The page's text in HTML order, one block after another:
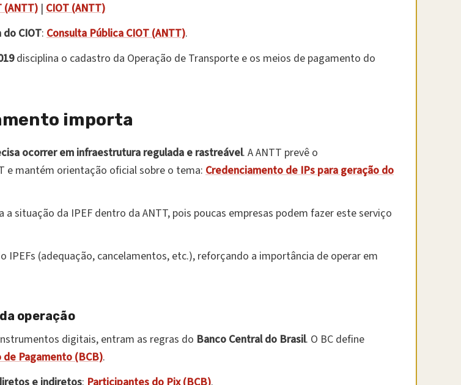
(ANTT) | CIOT (ANTT)
do CIOT: Consulta Pública CIOT (ANTT).
disciplina o cadastro da Operação de Transporte e os meios de pagamento do
importa
ocorrer em infraestrutura regulada e rastreável. A ANTT prevê o
e mantém orientação oficial sobre o tema: Credenciamento de IPs para geração do
situação da IPEF dentro da ANTT, pois poucas empresas podem fazer este serviço
IPEFs (adequação, cancelamentos, etc.), reforçando a importância de operar em
operação
digitais, entram as regras do Banco Central do Brasil. O BC define
Pagamento (BCB).